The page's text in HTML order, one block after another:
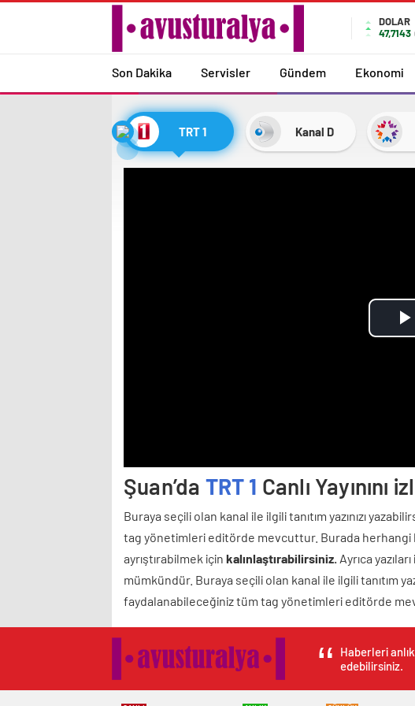
DOLAR
47,7143
Son Dakika Servisler Gündem Ekonomi
TRT 1 Kanal D
Şuan’da TRT 1 Canlı Yayınını
Buraya seçili olan kanal ile ilgili tanıtım yazınızı
tag yönetimleri editörde mevcuttur. Burada herhangi
ayrıştırabilmek için kalınlaştırabilirsiniz. Ayrıca
mümkündür. Buraya seçili olan kanal ile ilgili tanıtım
faydalanabileceğiniz tüm tag yönetimleri editörde
Haberleri
edebilirsiniz.